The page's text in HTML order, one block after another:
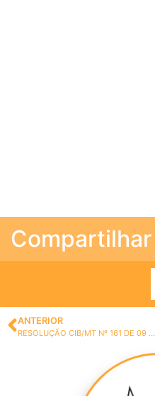
Compartilhar
ANTERIOR
RESOLUÇÃO CIB/MT Nº 161 DE 09 DE JUNHO DE 2022.